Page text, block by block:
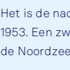
Het is de
1953. Een
de